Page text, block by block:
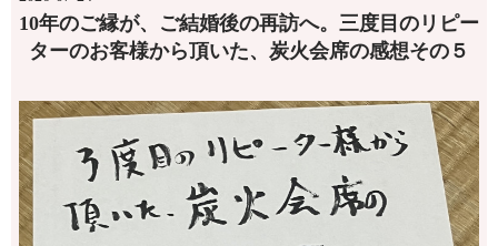
10年のご縁が、ご結婚後の再訪へ。三度目のリピー
ターのお客様から頂いた、炭火会席の感想その５